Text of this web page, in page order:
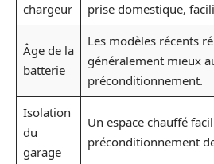
chargeur
prise domestique,
Âge de la
batterie
Les modèles récents
généralement mieux
préconditionnement.
Isolation
du
garage
Un espace chauffé
préconditionnement